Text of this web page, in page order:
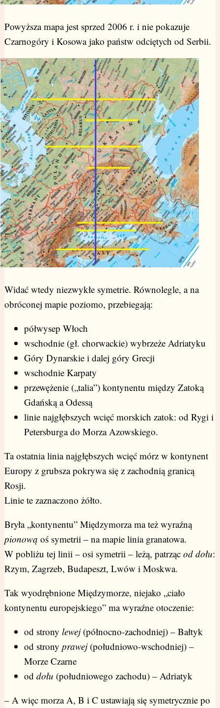
Powyższa mapa jest sprzed 2006 r. i nie pokazuje
Czarnogóry i Kosowa jako państw odciętych od Serbii.
Widać wtedy niezwykłe symetrie. Równolegle, a na
obróconej mapie poziomo, przebiegają:
półwysep Włoch
wschodnie (gł. chorwackie) wybrzeże Adriatyku
Góry Dynarskie i dalej góry Grecji
wschodnie Karpaty
przewężenie („talia”) kontynentu między Zatoką
Gdańską a Odessą
linie najgłębszych wcięć morskich zatok: od Rygi i
Petersburga do Morza Azowskiego.
Ta ostatnia linia najgłębszych wcięć mórz w kontynent
Europy z grubsza pokrywa się z zachodnią granicą
Rosji.
Linie te zaznaczono żółto.
Bryła „kontynentu” Międzymorza ma też wyraźną
pionową oś symetrii – na mapie linia granatowa.
W pobliżu tej linii – osi symetrii – leżą, patrząc od dołu:
Rzym, Zagrzeb, Budapeszt, Lwów i Moskwa.
Tak wyodrębnione Międzymorze, niejako „ciało
kontynentu europejskiego” ma wyraźne otoczenie:
od strony lewej(północno-zachodniej) – Bałtyk
od strony prawej(południowo-wschodniej) –
Morze Czarne
od dołu (południowego zachodu) – Adriatyk
– A więc morza A, B i C ustawiają się symetrycznie po